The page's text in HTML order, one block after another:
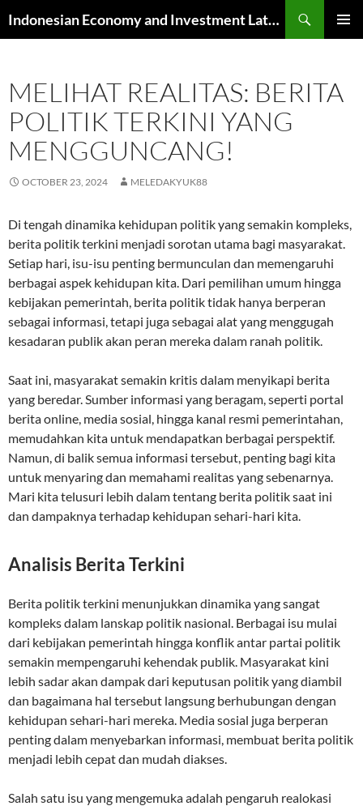
to
Indonesian Economy and Investment Latest News
MELIHAT REALITAS: BERITA
POLITIK TERKINI YANG
MENGGUNCANG!
OCTOBER 23, 2024 MELEDAKYUK88
Di tengah dinamika kehidupan politik yang semakin kompleks,
berita politik terkini menjadi sorotan utama bagi masyarakat.
Setiap hari, isu-isu penting bermunculan dan memengaruhi
berbagai aspek kehidupan kita. Dari pemilihan umum hingga
kebijakan pemerintah, berita politik tidak hanya berperan
sebagai informasi, tetapi juga sebagai alat yang menggugah
kesadaran publik akan peran mereka dalam ranah politik.
Saat ini, masyarakat semakin kritis dalam menyikapi berita
yang beredar. Sumber informasi yang beragam, seperti portal
berita online, media sosial, hingga kanal resmi pemerintahan,
memudahkan kita untuk mendapatkan berbagai perspektif.
Namun, di balik semua informasi tersebut, penting bagi kita
untuk menyaring dan memahami realitas yang sebenarnya.
Mari kita telusuri lebih dalam tentang berita politik saat ini
dan dampaknya terhadap kehidupan sehari-hari kita.
Analisis Berita Terkini
Berita politik terkini menunjukkan dinamika yang sangat
kompleks dalam lanskap politik nasional. Berbagai isu mulai
dari kebijakan pemerintah hingga konflik antar partai politik
semakin mempengaruhi kehendak publik. Masyarakat kini
lebih sadar akan dampak dari keputusan politik yang diambil
dan bagaimana hal tersebut langsung berhubungan dengan
kehidupan sehari-hari mereka. Media sosial juga berperan
penting dalam menyebarkan informasi, membuat berita politik
menjadi lebih cepat dan mudah diakses.
Salah satu isu yang mengemuka adalah pengaruh realokasi